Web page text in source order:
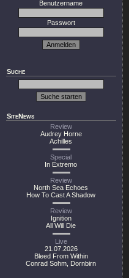
Benutzername
Passwort
Suche
SiteNews
Review
Audrey Horne
Achilles
Special
In Extremo
Review
North Sea Echoes
How To Cast A Shadow
Review
Ignition
All Will Die
Live
21.07.2026
Bleed From Within
Conrad Sohm, Dornbirn